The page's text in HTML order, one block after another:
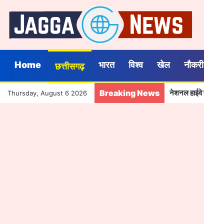
Home छत्तीसगढ़ भारत विश्व खेल नौकरी
Thursday, August 6 2026 Breaking News नेशनल हाईवे